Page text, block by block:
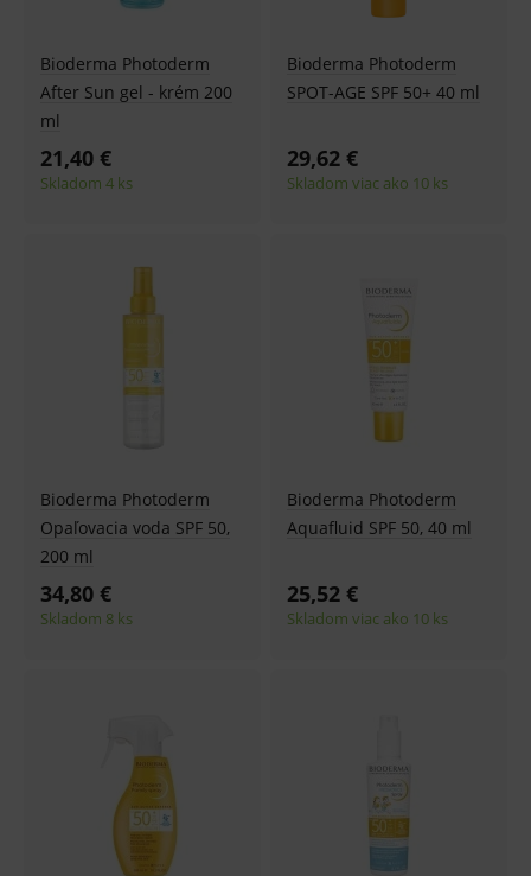
Bioderma Photoderm
After Sun gel - krém 200
ml
21,40 €
Skladom 4 ks
Bioderma Photoderm
SPOT-AGE SPF 50+ 40 ml
29,62 €
Skladom viac ako 10 ks
Bioderma Photoderm
Opaľovacia voda SPF 50,
200 ml
34,80 €
Skladom 8 ks
Bioderma Photoderm
Aquafluid SPF 50, 40 ml
25,52 €
Skladom viac ako 10 ks